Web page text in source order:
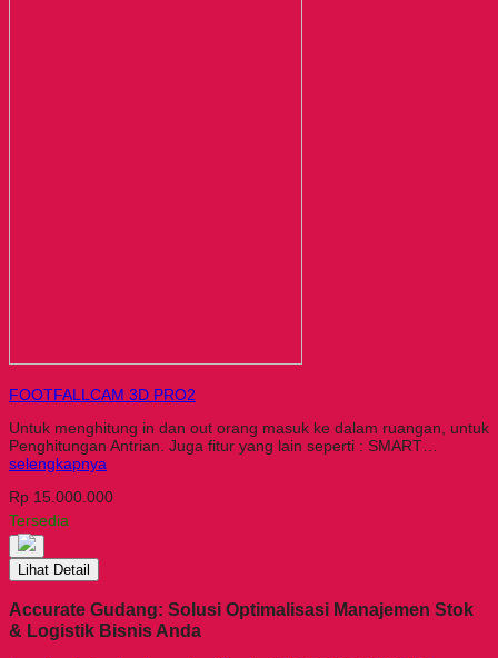
FOOTFALLCAM 3D PRO2
Untuk menghitung in dan out orang masuk ke dalam ruangan, untuk
Penghitungan Antrian. Juga fitur yang lain seperti : SMART…
selengkapnya
Rp 15.000.000
Tersedia
Lihat Detail
Accurate Gudang: Solusi Optimalisasi Manajemen Stok
& Logistik Bisnis Anda